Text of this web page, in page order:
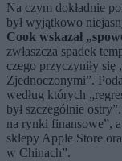
Na czym dokładnie
był wyjątkowo
Cook wskazał
zwłaszcza spadek
czego przyczyniły się
Zjednoczonymi”.
według których
był szczególnie
na rynki finansowe”,
sklepy Apple Store
w Chinach”.